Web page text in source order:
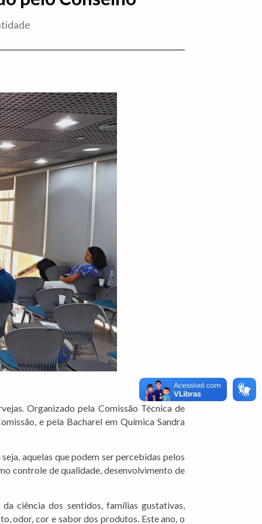
Organizado pela Comissão Técnica de
e pela Bacharel em Química Sandra
aquelas que podem ser percebidas pelos
controle de qualidade, desenvolvimento de
ciência dos sentidos, famílias gustativas,
odor, cor e sabor dos produtos. Este ano, o